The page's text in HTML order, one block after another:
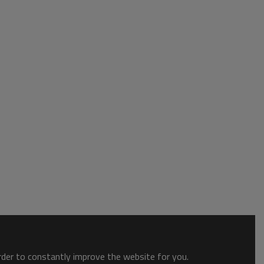
to constantly improve the website for you.